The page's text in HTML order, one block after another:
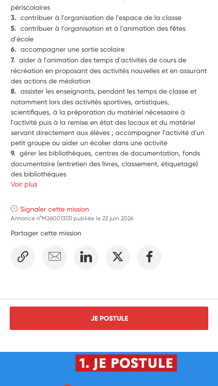
périscolaires
3. contribuer à l'organisation de l'espace de la classe
5. contribuer à l'organisation et à l'animation des fêtes
d'école
6. accompagner une sortie scolaire
7. aider à l'animation des temps d'activités de cours de
récréation en proposant des activités nouvelles et en assurant
des actions de médiation
8. assister les enseignants, pendant les temps de classe et
notamment lors des activités sportives, artistiques,
scientifiques, à la préparation du matériel nécessaire à
l'activité puis à la remise en état des locaux et du matériel
servant directement aux élèves ; accompagner l'activité d'un
petit groupe ou aider un écolier dans une activité
9. gérer les bibliothèques, centres de documentation, fonds
documentaire (entretien des livres, classement, étiquetage)
Voir plus
Signaler cette mission
Annonce n°M260013131 publiée le22 juin 2026
Partager cette mission
JE POSTULE